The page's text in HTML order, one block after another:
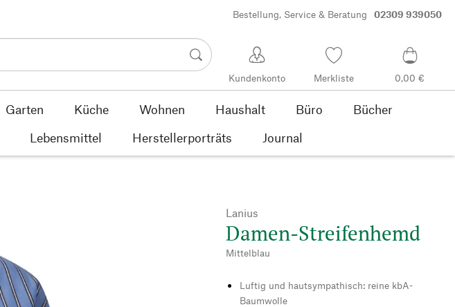
Bestellung, Service & Beratung 02309 939050
Kundenkonto Merkliste 0,00 €
Garten Küche Wohnen Haushalt Büro
Bücher
Lebensmittel Herstellerporträts Journal
Lanius
Damen-Streifenhemd
Mittelblau
Luftig und hautsympathisch: reine kbA-
Baumwolle